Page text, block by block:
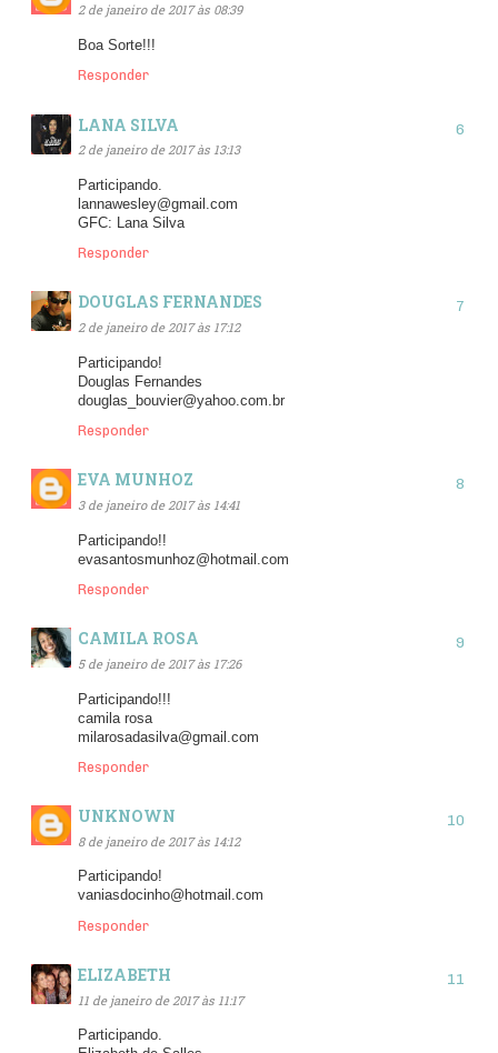
2 de janeiro de 2017 às 08:39
Boa Sorte!!!
Responder
LANA SILVA
2 de janeiro de 2017 às 13:13
Participando.
lannawesley@gmail.com
GFC: Lana Silva
Responder
DOUGLAS FERNANDES
2 de janeiro de 2017 às 17:12
Participando!
Douglas Fernandes
douglas_bouvier@yahoo.com.br
Responder
EVA MUNHOZ
3 de janeiro de 2017 às 14:41
Participando!!
evasantosmunhoz@hotmail.com
Responder
CAMILA ROSA
5 de janeiro de 2017 às 17:26
Participando!!!
camila rosa
milarosadasilva@gmail.com
Responder
UNKNOWN
8 de janeiro de 2017 às 14:12
Participando!
vaniasdocinho@hotmail.com
Responder
ELIZABETH
11 de janeiro de 2017 às 11:17
Participando.